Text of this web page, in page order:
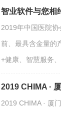
智业软件与您相
2019年中国医院
前、最具含金量的
+健康、智慧服务
2019 CHIMA ·
2019 CHIMA · 厦